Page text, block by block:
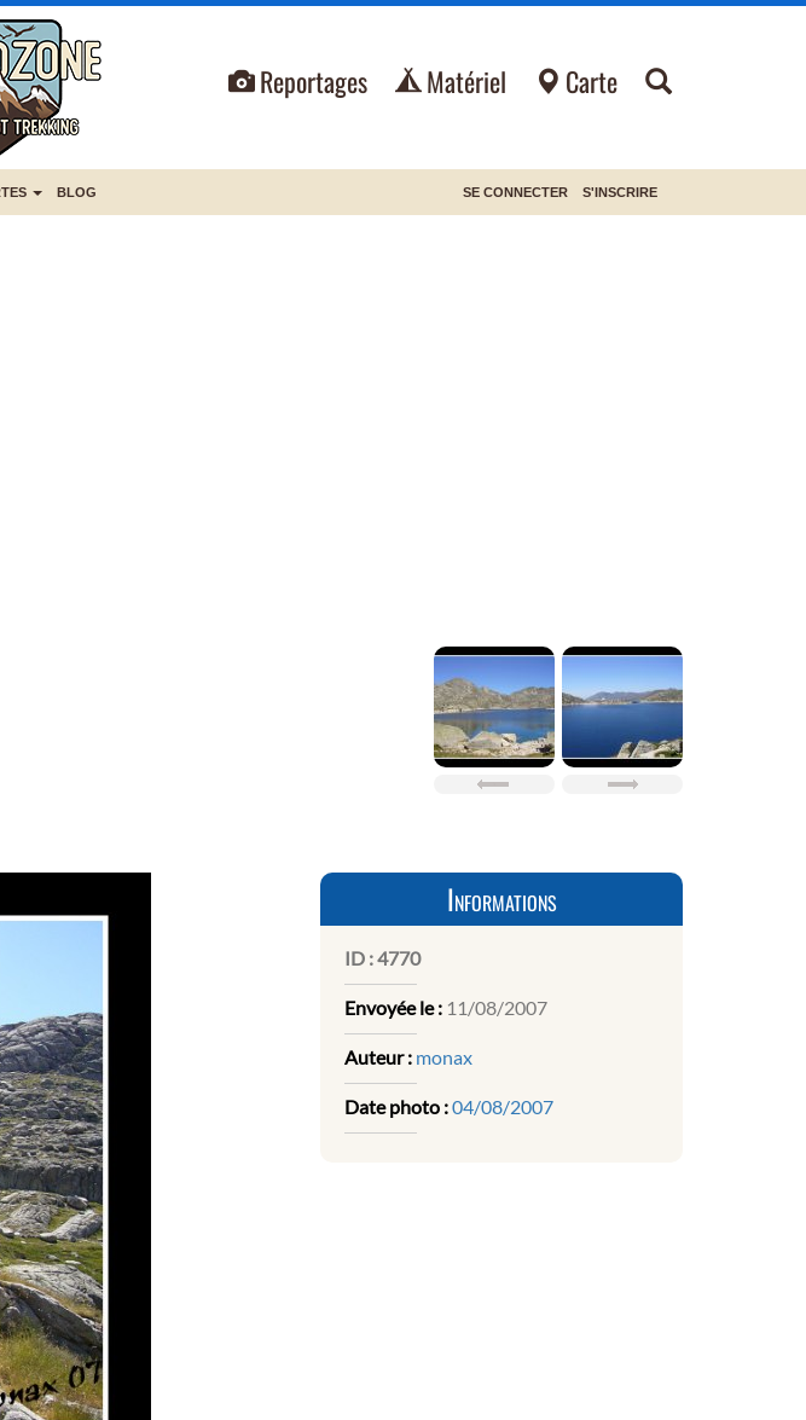
Reportages Matériel Carte
BLOG SE CONNECTER S'INSCRIRE
Informations
ID :4770
Envoyée le : 11/08/2007
Auteur : monax
Date photo :04/08/2007